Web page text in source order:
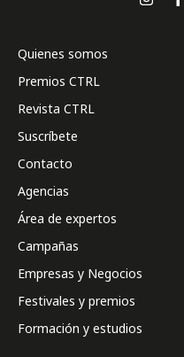
Quienes somos
Premios CTRL
Revista CTRL
Suscríbete
Contacto
Agencias
Área de expertos
Campañas
Empresas y Negocios
Festivales y premios
Formación y estudios